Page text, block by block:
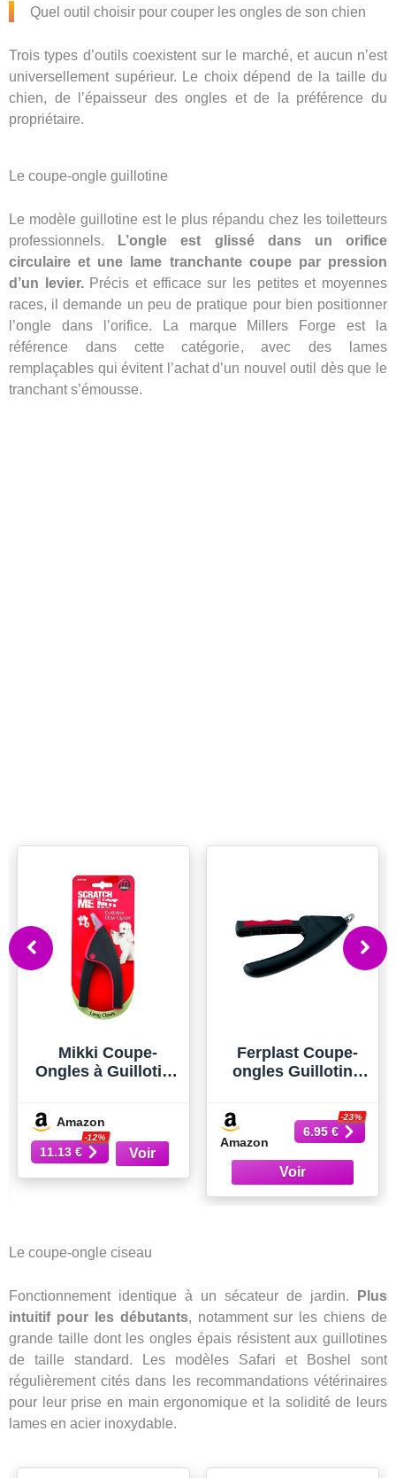
Quel outil choisir pour couper les ongles de son chien
Trois types d’outils coexistent sur le marché, et aucun n’est
universellement supérieur. Le choix dépend de la taille du
chien, de l’épaisseur des ongles et de la préférence du
propriétaire.
Le coupe-ongle guillotine
Le modèle guillotine est le plus répandu chez les toiletteurs
professionnels. L’ongle est glissé dans un orifice
circulaire et une lame tranchante coupe par pression
d’un levier.Précis et efficace sur les petites et moyennes
races, il demande un peu de pratique pour bien positionner
l’ongle dans l’orifice. La marque Millers Forge est la
référence dans cette catégorie, avec des lames
remplaçables qui évitent l’achat d’un nouvel outil dès que le
tranchant s’émousse.
Mikki Coupe-
Ongles à Guillotine
Amazon
11.13 €
-12%
Ferplast Coupe-
ongles Guillotine
chats, pointe de
sécurité arrondie,
manche
antidérapant
Amazon
6.95 €
-23%
Le coupe-ongle ciseau
Fonctionnement identique à un sécateur de jardin. Plus
intuitif pour les débutants, notamment sur les chiens de
grande taille dont les ongles épais résistent aux guillotines
de taille standard. Les modèles Safari et Boshel sont
régulièrement cités dans les recommandations vétérinaires
pour leur prise en main ergonomique et la solidité de leurs
lames en acier inoxydable.